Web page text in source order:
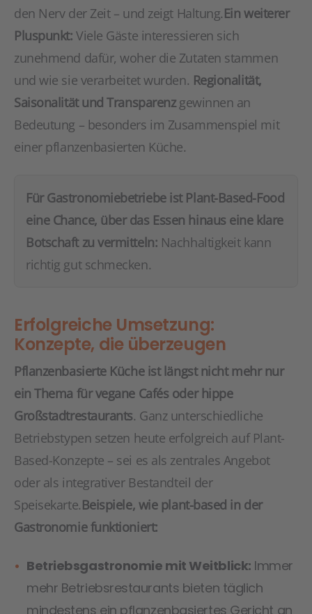
den Nerv der Zeit – und zeigt Haltung.Ein weiterer
Pluspunkt: Viele Gäste interessieren sich
zunehmend dafür, woher die Zutaten stammen
und wie sie verarbeitet wurden. Regionalität,
Saisonalität und Transparenzgewinnen an
Bedeutung – besonders im Zusammenspiel mit
einer pflanzenbasierten Küche.
Für Gastronomiebetriebe ist Plant-Based-Food
eine Chance, über das Essen hinaus eine klare
Botschaft zu vermitteln: Nachhaltigkeit kann
richtig gut schmecken.
Erfolgreiche Umsetzung:
Konzepte, die überzeugen
Pflanzenbasierte Küche ist längst nicht mehr nur
ein Thema für vegane Cafés oder hippe
Großstadtrestaurants. Ganz unterschiedliche
Betriebstypen setzen heute erfolgreich auf Plant-
Based-Konzepte – sei es als zentrales Angebot
oder als integrativer Bestandteil der
Speisekarte.Beispiele, wie plant-based in der
Gastronomie funktioniert:
Betriebsgastronomie mit Weitblick: Immer
mehr Betriebsrestaurants bieten täglich
mindestens ein pflanzenbasiertes Gericht an